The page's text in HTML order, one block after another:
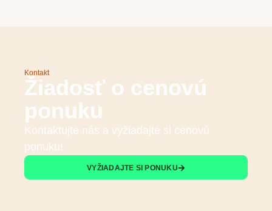
Kontakt
Žiadosť o cenovú
ponuku
Kontaktujte nás a vyžiadajte si cenovú
ponuku!
VYŽIADAJTE SI PONUKU